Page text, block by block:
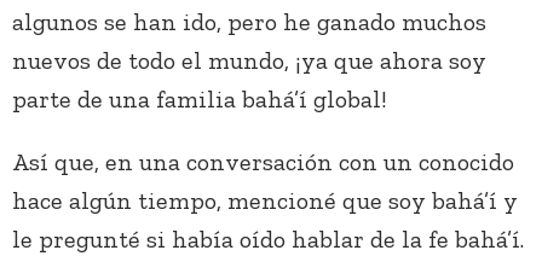
algunos se han ido, pero he ganado muchos
nuevos de todo el mundo, ¡ya que ahora soy
parte de una familia bahá’í global!
Así que, en una conversación con un conocido
hace algún tiempo, mencioné que soy bahá’í y
le pregunté si había oído hablar de la fe bahá’í.